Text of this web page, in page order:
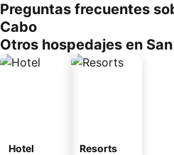
Preguntas frecuentes
Cabo
Otros hospedajes en
Hotel Resorts